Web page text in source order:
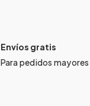
Envíos gratis
Para pedidos